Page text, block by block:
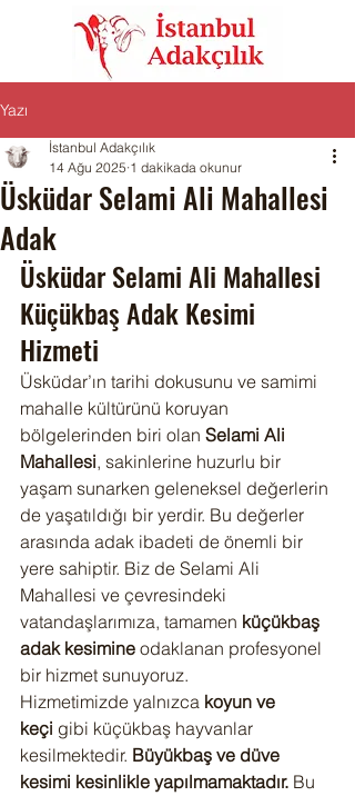
Yazı
Üsküdar Selami Ali Mahallesi
Adak
İstanbul Adakçılık
14 Ağu 2025 1 dakikada okunur
Üsküdar Selami Ali Mahallesi
Küçükbaş Adak Kesimi
Hizmeti
Üsküdar’ın tarihi dokusunu ve samimi
mahalle kültürünü koruyan
bölgelerinden biri olan Selami Ali
Mahallesi, sakinlerine huzurlu bir
yaşam sunarken geleneksel değerlerin
de yaşatıldığı bir yerdir. Bu değerler
arasında adak ibadeti de önemli bir
yere sahiptir. Biz de Selami Ali
Mahallesi ve çevresindeki
vatandaşlarımıza, tamamen küçükbaş
adak kesimine odaklanan profesyonel
bir hizmet sunuyoruz.
Hizmetimizde yalnızca koyun ve
keçi gibi küçükbaş hayvanlar
kesilmektedir. Büyükbaş ve düve
kesimi kesinlikle yapılmamaktadır. Bu